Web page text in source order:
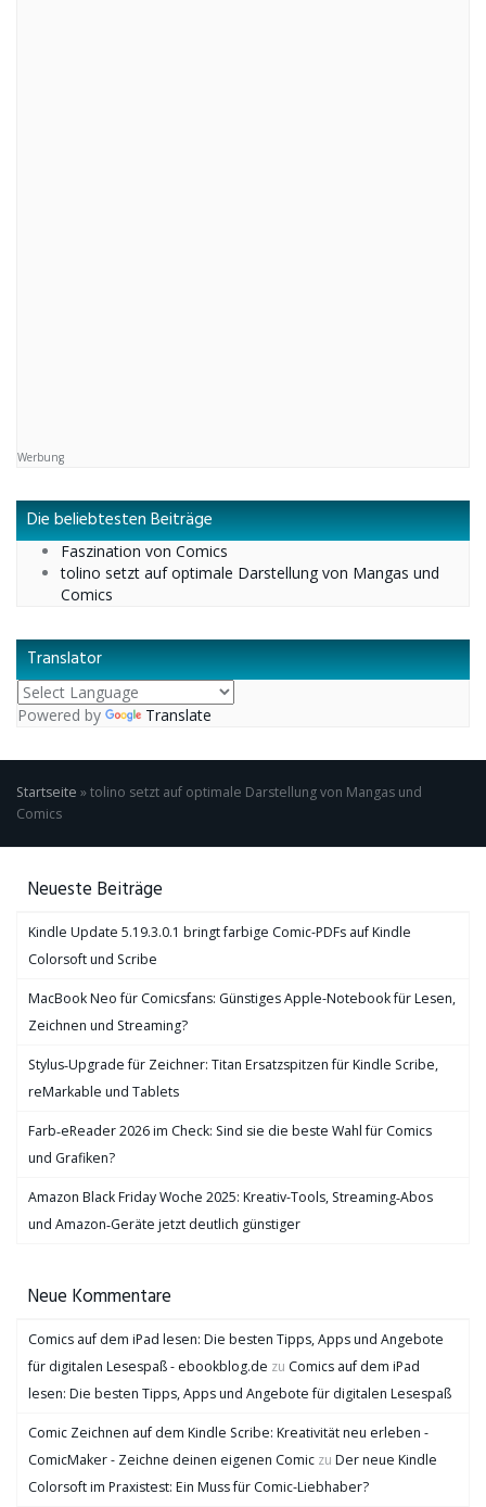
Werbung
Die beliebtesten Beiträge
Faszination von Comics
tolino setzt auf optimale Darstellung von Mangas und
Comics
Translator
Powered by Translate
Startseite »tolino setzt auf optimale Darstellung von Mangas und
Comics
Neueste Beiträge
Kindle Update 5.19.3.0.1 bringt farbige Comic-PDFs auf Kindle
Colorsoft und Scribe
MacBook Neo für Comicsfans: Günstiges Apple-Notebook für Lesen,
Zeichnen und Streaming?
Stylus‑Upgrade für Zeichner: Titan Ersatzspitzen für Kindle Scribe,
reMarkable und Tablets
Farb‑eReader 2026 im Check: Sind sie die beste Wahl für Comics
und Grafiken?
Amazon Black Friday Woche 2025: Kreativ-Tools, Streaming‑Abos
und Amazon‑Geräte jetzt deutlich günstiger
Neue Kommentare
Comics auf dem iPad lesen: Die besten Tipps, Apps und Angebote
für digitalen Lesespaß - ebookblog.de zu Comics auf dem iPad
lesen: Die besten Tipps, Apps und Angebote für digitalen Lesespaß
Comic Zeichnen auf dem Kindle Scribe: Kreativität neu erleben -
ComicMaker - Zeichne deinen eigenen Comic zu Der neue Kindle
Colorsoft im Praxistest: Ein Muss für Comic-Liebhaber?